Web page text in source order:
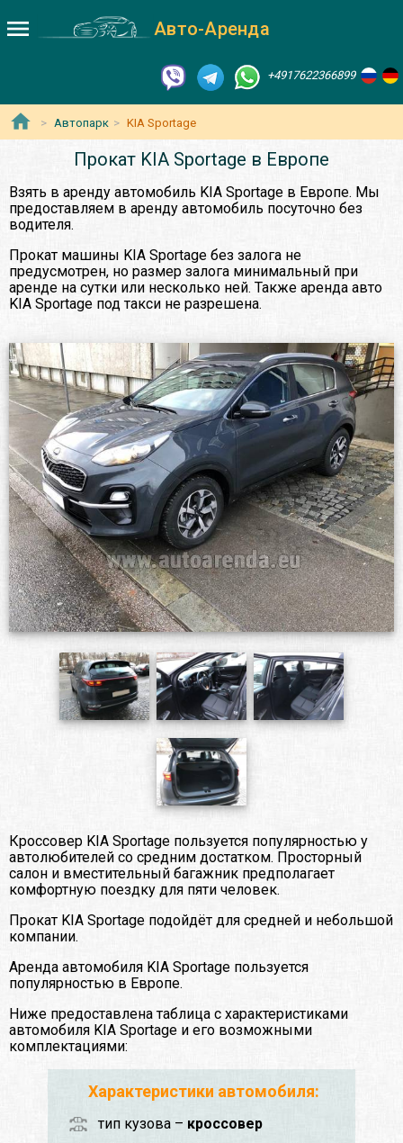
Авто-Аренда
+4917622366899
Автопарк KIA Sportage
Прокат KIA Sportage в Европе
Взять в аренду автомобиль KIA Sportage в Европе. Мы
предоставляем в аренду автомобиль посуточно без
водителя.
Прокат машины KIA Sportage без залога не
предусмотрен, но размер залога минимальный при
аренде на сутки или несколько ней. Также аренда авто
KIA Sportage под такси не разрешена.
Кроссовер KIA Sportage пользуется популярностью у
автолюбителей со средним достатком. Просторный
салон и вместительный багажник предполагает
комфортную поездку для пяти человек.
Прокат KIA Sportage подойдёт для средней и небольшой
компании.
Аренда автомобиля KIA Sportage пользуется
популярностью в Европе.
Ниже предоставлена таблица с характеристиками
автомобиля KIA Sportage и его возможными
комплектациями:
Характеристики автомобиля:
тип кузова – кроссовер